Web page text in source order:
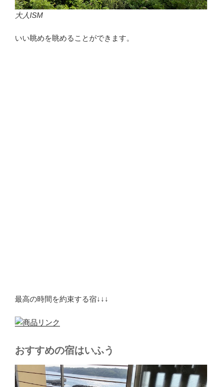
大人ISM
いい眺めを眺めることができます。
最高の時間を約束する宿↓↓↓
おすすめの宿はいふう